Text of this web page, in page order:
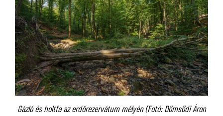
Gázló és holtfa az erdőrezervátum mélyén (Fotó: Dömsödi Áron